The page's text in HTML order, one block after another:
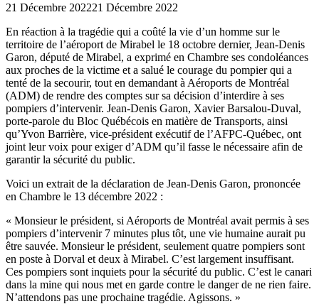
21 Décembre 202221 Décembre 2022
En réaction à la tragédie qui a coûté la vie d’un homme sur le
territoire de l’aéroport de Mirabel le 18 octobre dernier, Jean-Denis
Garon, député de Mirabel, a exprimé en Chambre ses condoléances
aux proches de la victime et a salué le courage du pompier qui a
tenté de la secourir, tout en demandant à Aéroports de Montréal
(ADM) de rendre des comptes sur sa décision d’interdire à ses
pompiers d’intervenir. Jean-Denis Garon, Xavier Barsalou-Duval,
porte-parole du Bloc Québécois en matière de Transports, ainsi
qu’Yvon Barrière, vice-président exécutif de l’AFPC-Québec, ont
joint leur voix pour exiger d’ADM qu’il fasse le nécessaire afin de
garantir la sécurité du public.
Voici un extrait de la déclaration de Jean-Denis Garon, prononcée
en Chambre le 13 décembre 2022 :
« Monsieur le président, si Aéroports de Montréal avait permis à ses
pompiers d’intervenir 7 minutes plus tôt, une vie humaine aurait pu
être sauvée. Monsieur le président, seulement quatre pompiers sont
en poste à Dorval et deux à Mirabel. C’est largement insuffisant.
Ces pompiers sont inquiets pour la sécurité du public. C’est le canari
dans la mine qui nous met en garde contre le danger de ne rien faire.
N’attendons pas une prochaine tragédie. Agissons. »